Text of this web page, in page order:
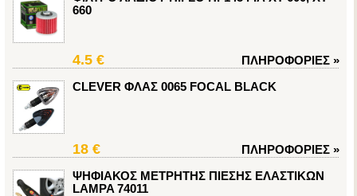
660
4.5 € ΠΛΗΡΟΦΟΡΙΕΣ »
CLEVER ΦΛΑΣ 0065 FOCAL BLACK
18 € ΠΛΗΡΟΦΟΡΙΕΣ »
ΨΗΦΙΑΚΟΣ ΜΕΤΡΗΤΗΣ ΠΙΕΣΗΣ ΕΛΑΣΤΙΚΩΝ
LAMPA 74011